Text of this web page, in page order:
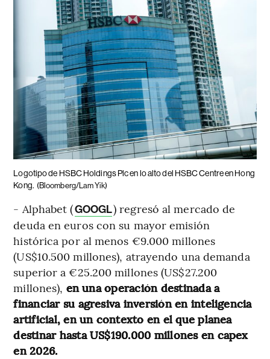
Logotipo de HSBC Holdings Plc en lo alto del HSBC Centre en Hong
Kong. (Bloomberg/Lam Yik)
- Alphabet (GOOGL) regresó al mercado de
deuda en euros con su mayor emisión
histórica por al menos €9.000 millones
(US$10.500 millones), atrayendo una demanda
superior a €25.200 millones (US$27.200
millones), en una operación destinada a
financiar su agresiva inversión en inteligencia
artificial, en un contexto en el que planea
destinar hasta US$190.000 millones en capex
en 2026.